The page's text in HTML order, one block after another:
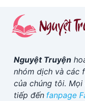
Nguyệt Truyện
nhóm dịch và các
của chúng tôi.
tiếp đến fanpage